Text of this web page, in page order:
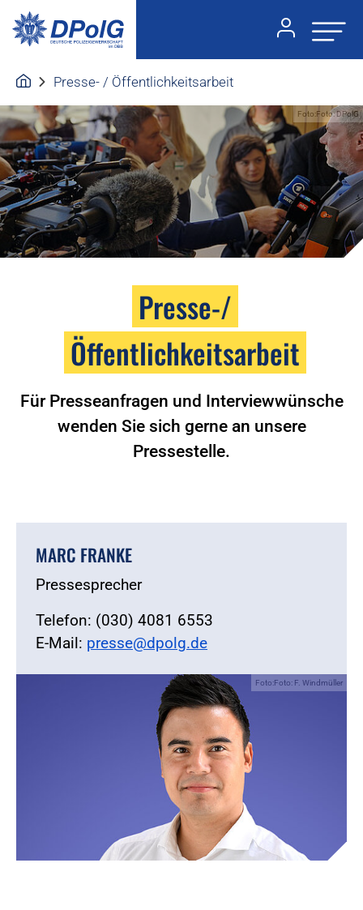
Presse- / Öffentlichkeitsarbeit
Foto:Foto: DPolG
Presse-/
Öffentlichkeitsarbeit
Für Presseanfragen und Interviewwünsche
wenden Sie sich gerne an unsere
Pressestelle.
MARC FRANKE
Pressesprecher
Telefon: (030) 4081 6553
E-Mail: presse@dpolg.de
Foto:Foto: F. Windmüller